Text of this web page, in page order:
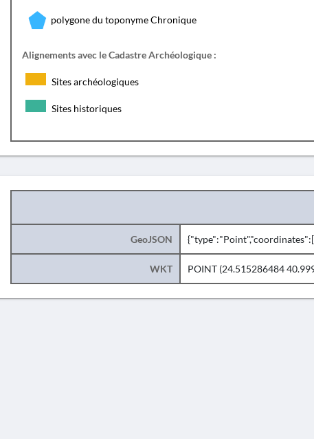
polygone du toponyme Chronique
Alignements avec le Cadastre Archéologique :
Sites archéologiques
Sites historiques
GeoJSON
WKT POINT (24.515286484